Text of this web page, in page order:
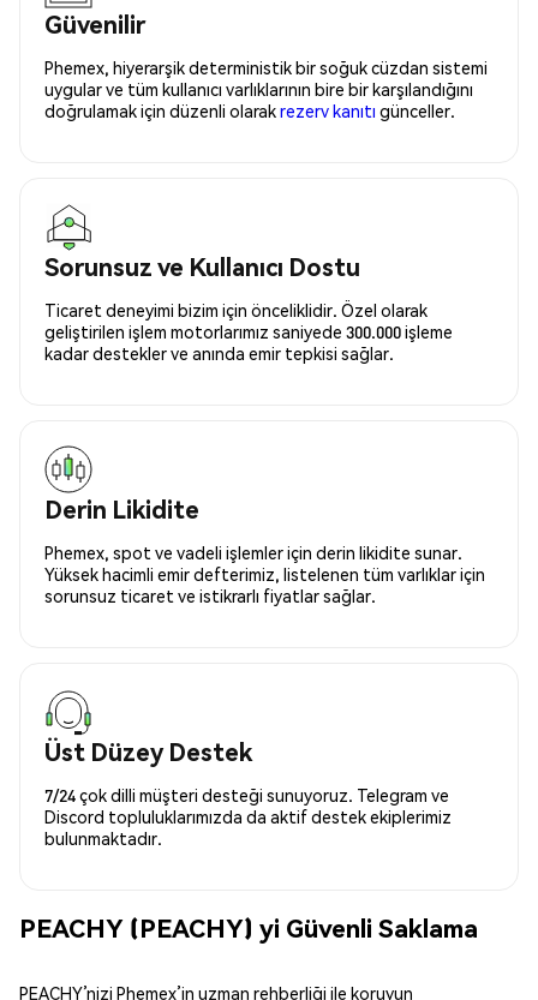
Güvenilir
Phemex, hiyerarşik deterministik bir soğuk cüzdan sistemi
uygular ve tüm kullanıcı varlıklarının bire bir karşılandığını
doğrulamak için düzenli olarakrezerv kanıtı günceller.
Sorunsuz ve Kullanıcı Dostu
Ticaret deneyimi bizim için önceliklidir. Özel olarak
geliştirilen işlem motorlarımız saniyede 300.000 işleme
kadar destekler ve anında emir tepkisi sağlar.
Derin Likidite
Phemex, spot ve vadeli işlemler için derin likidite sunar.
Yüksek hacimli emir defterimiz, listelenen tüm varlıklar için
sorunsuz ticaret ve istikrarlı fiyatlar sağlar.
Üst Düzey Destek
7/24 çok dilli müşteri desteği sunuyoruz. Telegram ve
Discord topluluklarımızda da aktif destek ekiplerimiz
bulunmaktadır.
PEACHY (PEACHY) yi Güvenli Saklama
PEACHY’nizi Phemex’in uzman rehberliği ile koruyun